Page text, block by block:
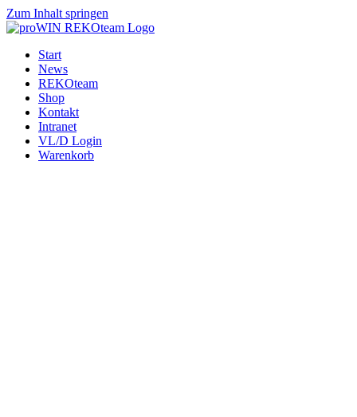
Zum Inhalt springen
Start
News
REKOteam
Shop
Kontakt
Intranet
VL/D Login
Warenkorb